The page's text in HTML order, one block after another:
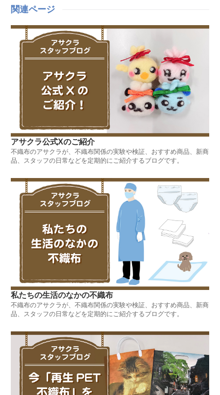
関連ページ
アサクラ公式Xのご紹介
不織布のアサクラが、不織布関係の実験や検証、おすすめ商品、新商
品、スタッフの日常などを定期的にご紹介するブログです。
私たちの生活のなかの不織布
不織布のアサクラが、不織布関係の実験や検証、おすすめ商品、新商
品、スタッフの日常などを定期的にご紹介するブログです。